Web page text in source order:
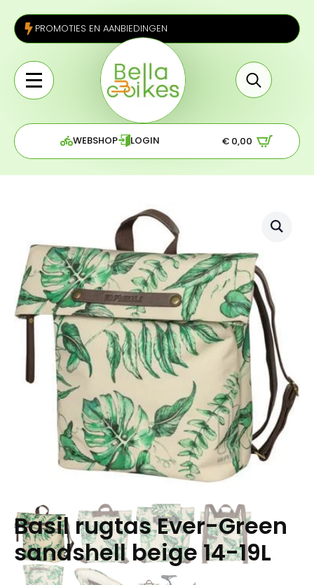
PROMOTIES EN AANBIEDINGEN
for:
WEBSHOP LOGIN € 0,00
Basil rugtas Ever-Green
sandshell beige 14-19L